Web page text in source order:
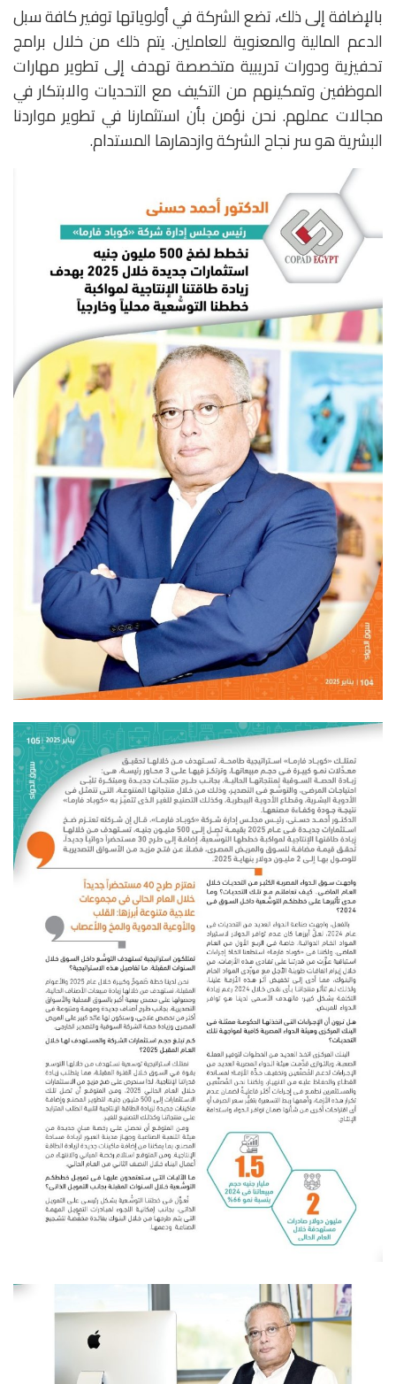
بالإضافة إلى ذلك، تضع الشركة في أولوياتها توفير كافة سبل
الدعم المالية والمعنوية للعاملين. يتم ذلك من خلال برامج
تحفيزية ودورات تدريبية متخصصة تهدف إلى تطوير مهارات
الموظفين وتمكينهم من التكيف مع التحديات والابتكار في
مجالات عملهم. نحن نؤمن بأن استثمارنا في تطوير مواردنا
البشرية هو سر نجاح الشركة وازدهارها المستدام.